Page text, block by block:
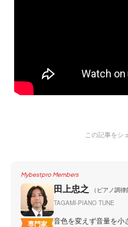
この記事をシ
Mybestpro Members
専門家
田上忠之
（ピアノ調律
TAGAMI-PIANO TUNE
音色を変えず音量を小